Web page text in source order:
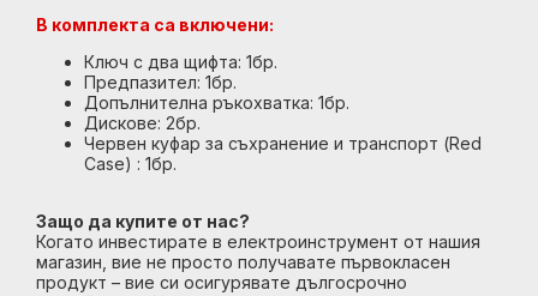
В комплекта са включени:
Ключ с два щифта: 1бр.
Предпазител: 1бр.
Допълнителна ръкохватка: 1бр.
Дискове: 2бр.
Червен куфар за съхранение и транспорт (Red
Case) : 1бр.
Защо да купите от нас?
Когато инвестирате в електроинструмент от нашия
магазин, вие не просто получавате първокласен
продукт – вие си осигурявате дългосрочно